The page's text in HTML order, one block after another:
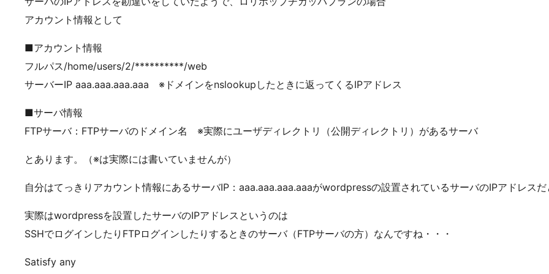
アカウント情報として
■アカウント情報
フルパス/home/users/2/**********/web
サーバーIP aaa.aaa.aaa.aaa ※ドメインをnslookupしたときに返ってくるIPアドレス
■サーバ情報
FTPサーバ：FTPサーバのドメイン名 ※実際にユーザディレクトリ（公開ディレクトリ）があるサーバ
とあります。（※は実際には書いていませんが）
自分はてっきりアカウント情報にあるサーバIP：aaa.aaa.aaa.aaaがwordpressの設置されているサーバのIPアドレスだ
実際はwordpressを設置したサーバのIPアドレスというのは
SSHでログインしたりFTPログインしたりするときのサーバ（FTPサーバの方）なんですね・・・
Satisfy any